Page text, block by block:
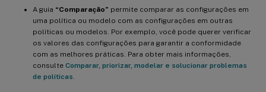
A guia “Comparação” permite comparar as configurações em
uma política ou modelo com as configurações em outras
políticas ou modelos. Por exemplo, você pode querer verificar
os valores das configurações para garantir a conformidade
com as melhores práticas. Para obter mais informações,
consulte Comparar, priorizar, modelar e solucionar problemas
de políticas